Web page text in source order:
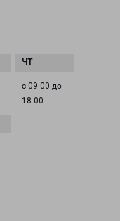
с 09:00 до
18:00